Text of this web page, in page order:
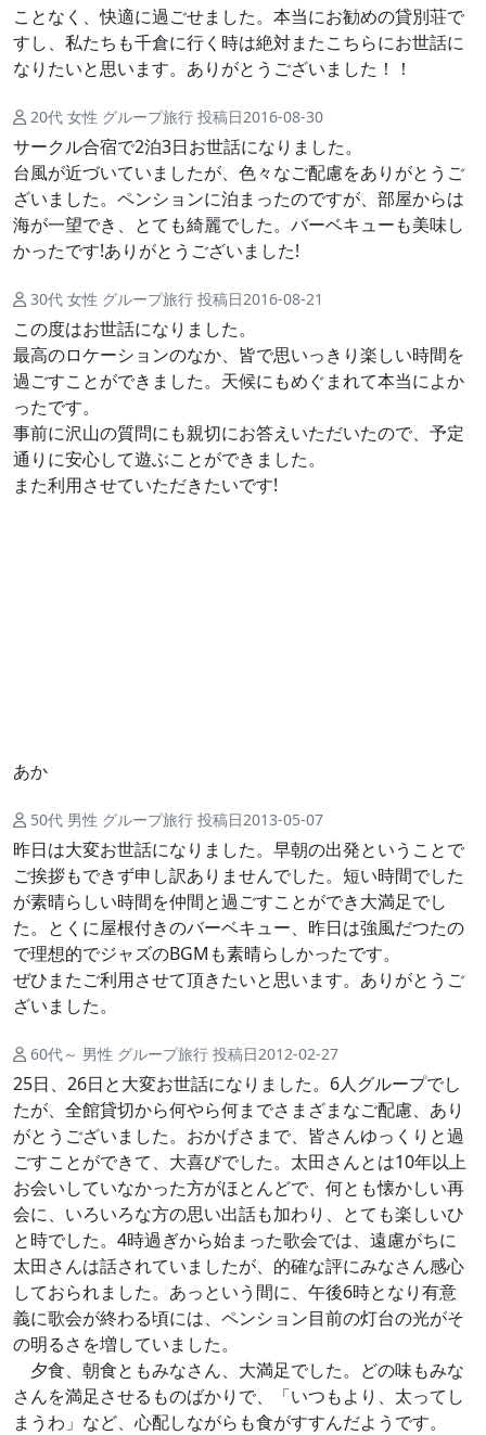
ことなく、快適に過ごせました。本当にお勧めの貸別荘で
すし、私たちも千倉に行く時は絶対またこちらにお世話に
なりたいと思います。ありがとうございました！！
20代 女性 グループ旅行 投稿日2016-08-30
サークル合宿で2泊3日お世話になりました。
台風が近づいていましたが、色々なご配慮をありがとうご
ざいました。ペンションに泊まったのですが、部屋からは
海が一望でき、とても綺麗でした。バーベキューも美味し
かったです!ありがとうございました!
30代 女性 グループ旅行 投稿日2016-08-21
この度はお世話になりました。
最高のロケーションのなか、皆で思いっきり楽しい時間を
過ごすことができました。天候にもめぐまれて本当によか
ったです。
事前に沢山の質問にも親切にお答えいただいたので、予定
通りに安心して遊ぶことができました。
また利用させていただきたいです!
あか
50代 男性 グループ旅行 投稿日2013-05-07
昨日は大変お世話になりました。早朝の出発ということで
ご挨拶もできず申し訳ありませんでした。短い時間でした
が素晴らしい時間を仲間と過ごすことができ大満足でし
た。とくに屋根付きのバーベキュー、昨日は強風だつたの
で理想的でジャズのBGMも素晴らしかったです。
ぜひまたご利用させて頂きたいと思います。ありがとうご
ざいました。
60代～ 男性 グループ旅行 投稿日2012-02-27
25日、26日と大変お世話になりました。6人グループでし
たが、全館貸切から何やら何までさまざまなご配慮、あり
がとうございました。おかげさまで、皆さんゆっくりと過
ごすことができて、大喜びでした。太田さんとは10年以上
お会いしていなかった方がほとんどで、何とも懐かしい再
会に、いろいろな方の思い出話も加わり、とても楽しいひ
と時でした。4時過ぎから始まった歌会では、遠慮がちに
太田さんは話されていましたが、的確な評にみなさん感心
しておられました。あっという間に、午後6時となり有意
義に歌会が終わる頃には、ペンション目前の灯台の光がそ
の明るさを増していました。
夕食、朝食ともみなさん、大満足でした。どの味もみな
さんを満足させるものばかりで、「いつもより、太ってし
まうわ」など、心配しながらも食がすすんだようです。